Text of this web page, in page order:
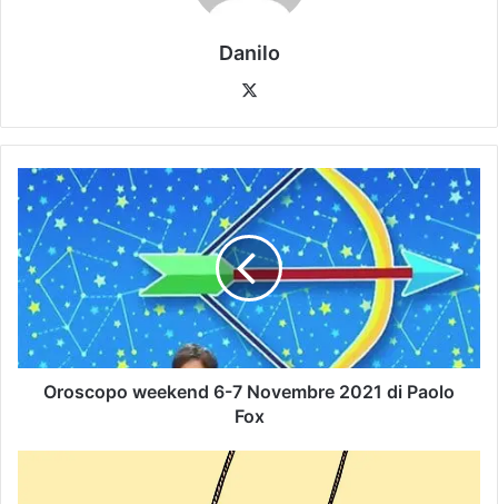
Danilo
Oroscopo weekend 6-7 Novembre 2021 di Paolo
Fox